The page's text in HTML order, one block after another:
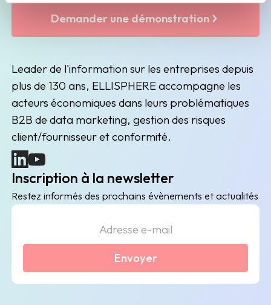
Demander une démonstration
Leader de l'information sur les entreprises depuis
plus de 130 ans, ELLISPHERE accompagne les
acteurs économiques dans leurs problématiques
B2B de data marketing, gestion des risques
client/fournisseur et conformité.
(nouvelle fenêtre)
(nouvelle fenêtre)
Inscription à la newsletter
Restez informés des prochains évènements et actualités
Envoyer